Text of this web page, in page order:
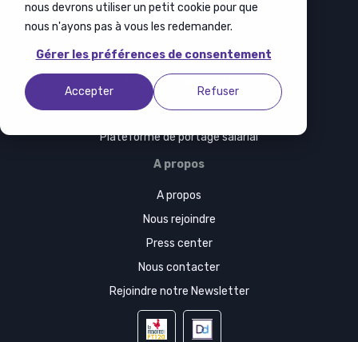
nous devrons utiliser un petit cookie pour que
nous n'ayons pas à vous les redemander.
Gérer les préférences de consentement
Accepter Refuser
Recrutement
Mobilité
Formation
Pour les Candidats
Offre
Plateforme de portage salarial
A propos
A propos
Nous rejoindre
Press center
Nous contacter
Rejoindre notre Newsletter